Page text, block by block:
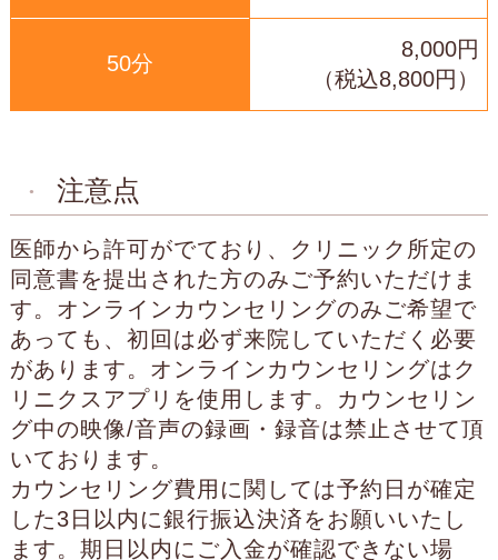
50分
8,000円
（税込8,800円）
注意点
医師から許可がでており、クリニック所定の
同意書を提出された方のみご予約いただけま
す。オンラインカウンセリングのみご希望で
あっても、初回は必ず来院していただく必要
があります。オンラインカウンセリングはク
リニクスアプリを使用します。カウンセリン
グ中の映像/音声の録画・録音は禁止させて頂
いております。
カウンセリング費用に関しては予約日が確定
した3日以内に銀行振込決済をお願いいたし
ます。期日以内にご入金が確認できない場